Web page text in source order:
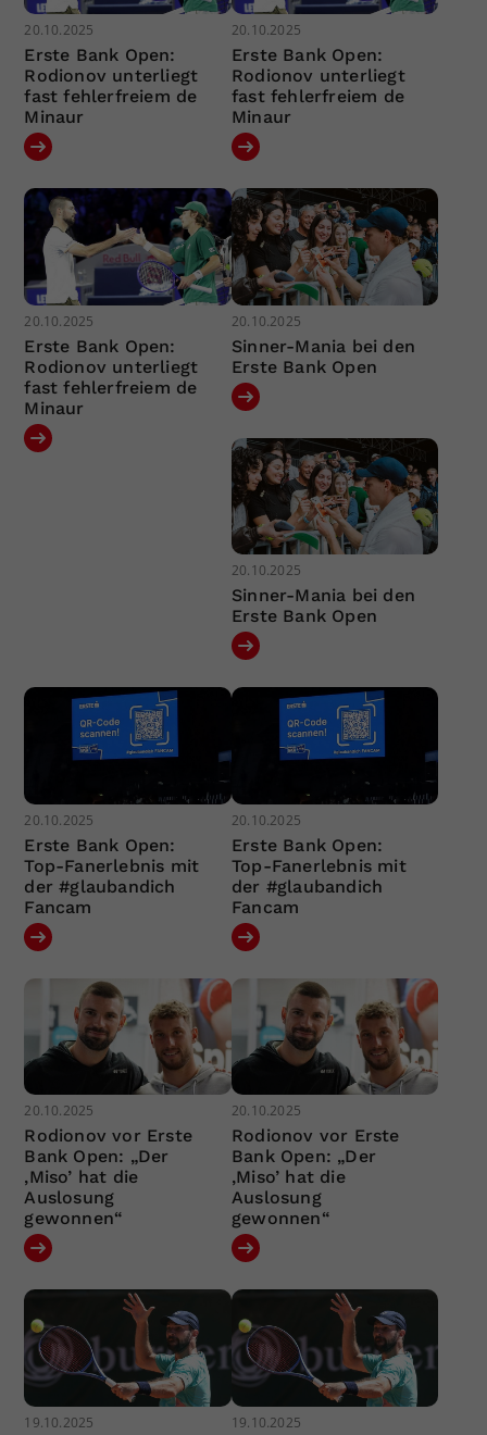
20.10.2025
Erste Bank Open:
Rodionov unterliegt
fast fehlerfreiem de
Minaur
20.10.2025
Erste Bank Open:
Rodionov unterliegt
fast fehlerfreiem de
Minaur
20.10.2025
Erste Bank Open:
Rodionov unterliegt
fast fehlerfreiem de
Minaur
20.10.2025
Sinner-Mania bei den
Erste Bank Open
20.10.2025
Sinner-Mania bei den
Erste Bank Open
20.10.2025
Erste Bank Open:
Top-Fanerlebnis mit
der #glaubandich
Fancam
20.10.2025
Erste Bank Open:
Top-Fanerlebnis mit
der #glaubandich
Fancam
20.10.2025
Rodionov vor Erste
Bank Open: „Der
‚Miso’ hat die
Auslosung
gewonnen“
20.10.2025
Rodionov vor Erste
Bank Open: „Der
‚Miso’ hat die
Auslosung
gewonnen“
19.10.2025 19.10.2025